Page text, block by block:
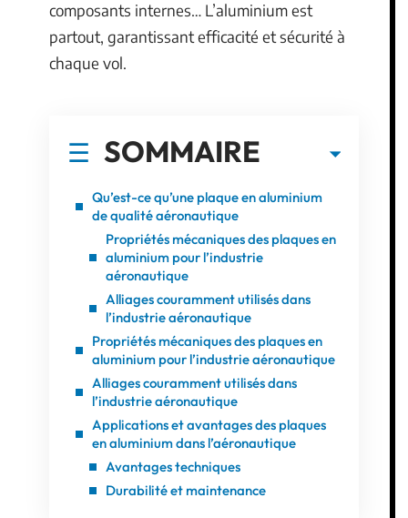
composants internes… L’aluminium est
partout, garantissant efficacité et sécurité à
chaque vol.
SOMMAIRE
Qu’est-ce qu’une plaque en aluminium
de qualité aéronautique
Propriétés mécaniques des plaques en
aluminium pour l’industrie
aéronautique
Alliages couramment utilisés dans
l’industrie aéronautique
Propriétés mécaniques des plaques en
aluminium pour l’industrie aéronautique
Alliages couramment utilisés dans
l’industrie aéronautique
Applications et avantages des plaques
en aluminium dans l’aéronautique
Avantages techniques
Durabilité et maintenance